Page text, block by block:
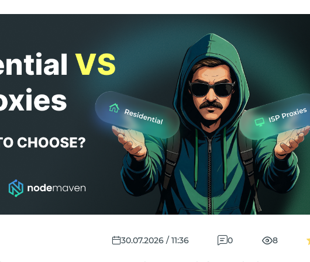
30.07.2026 / 11:36 0 8